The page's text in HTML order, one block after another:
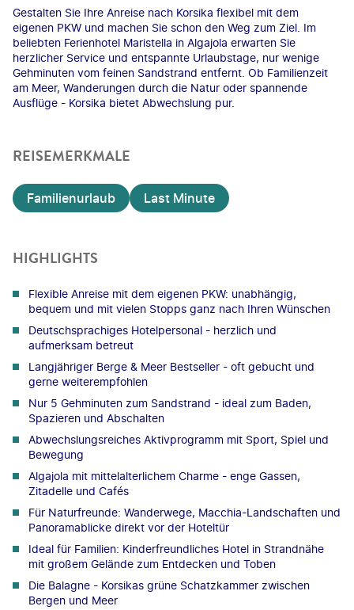
Gestalten Sie Ihre Anreise nach Korsika flexibel mit dem
eigenen PKW und machen Sie schon den Weg zum Ziel. Im
beliebten Ferienhotel Maristella in Algajola erwarten Sie
herzlicher Service und entspannte Urlaubstage, nur wenige
Gehminuten vom feinen Sandstrand entfernt. Ob Familienzeit
am Meer, Wanderungen durch die Natur oder spannende
Ausflüge - Korsika bietet Abwechslung pur.
REISEMERKMALE
Familienurlaub Last Minute
HIGHLIGHTS
Flexible Anreise mit dem eigenen PKW: unabhängig,
bequem und mit vielen Stopps ganz nach Ihren Wünschen
Deutschsprachiges Hotelpersonal - herzlich und
aufmerksam betreut
Langjähriger Berge & Meer Bestseller - oft gebucht und
gerne weiterempfohlen
Nur 5 Gehminuten zum Sandstrand - ideal zum Baden,
Spazieren und Abschalten
Abwechslungsreiches Aktivprogramm mit Sport, Spiel und
Bewegung
Algajola mit mittelalterlichem Charme - enge Gassen,
Zitadelle und Cafés
Für Naturfreunde: Wanderwege, Macchia-Landschaften und
Panoramablicke direkt vor der Hoteltür
Ideal für Familien: Kinderfreundliches Hotel in Strandnähe
mit großem Gelände zum Entdecken und Toben
Die Balagne - Korsikas grüne Schatzkammer zwischen
Bergen und Meer